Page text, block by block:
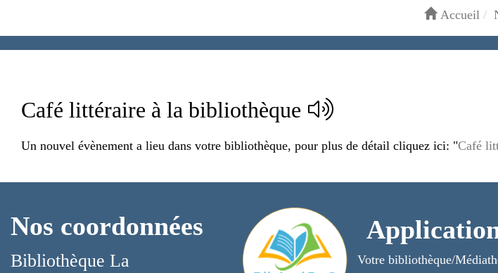
Accueil
Café littéraire à la bibliothèque
Un nouvel évènement a lieu dans votre bibliothèque, pour plus de détail cliquez ici: "Café
Nos coordonnées
Bibliothèque La
Votre bibliothèque/